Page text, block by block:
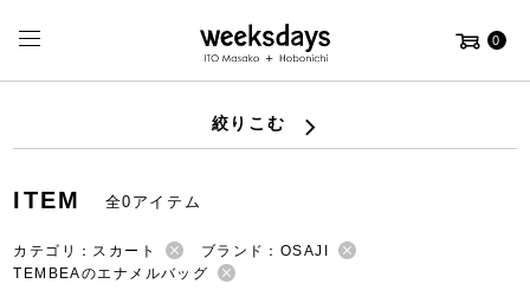
0
絞りこむ
ITEM 全0アイテム
カテゴリ：スカート
ブランド：OSAJI
TEMBEAのエナメルバッグ